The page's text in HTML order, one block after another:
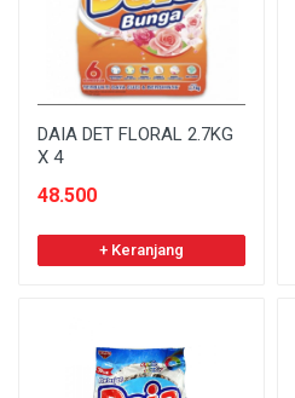
DAIA DET FLORAL 2.7KG
X 4
48.500
+ Keranjang